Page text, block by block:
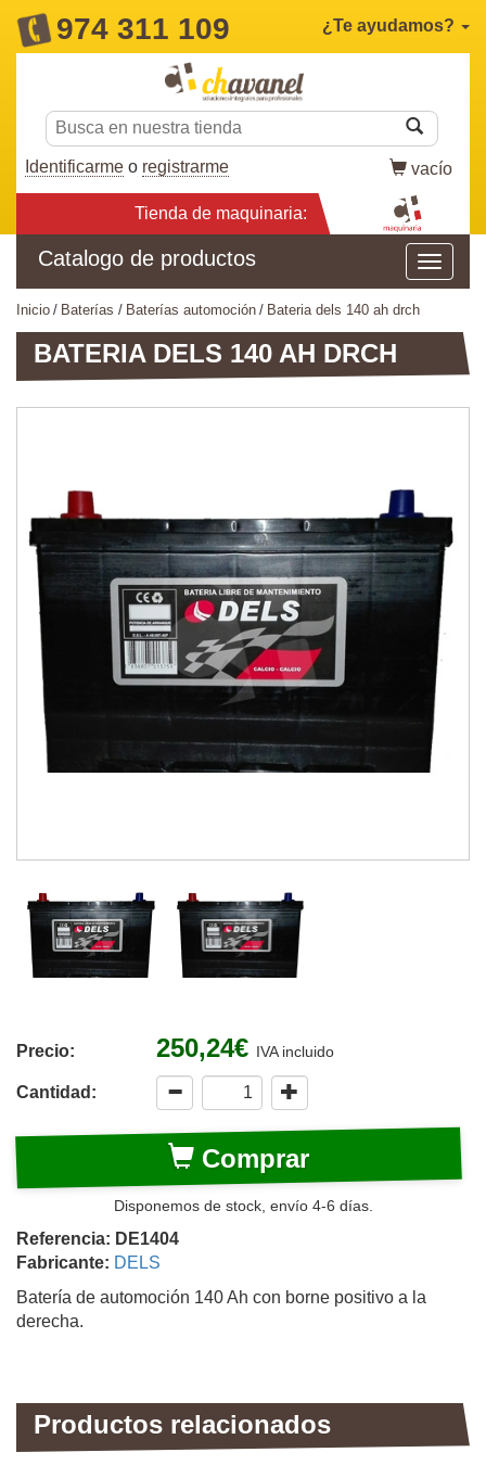
974 311 109 ¿Te ayudamos?
Identificarme o registrarme vacío
Tienda de maquinaria:
Catalogo de productos
inicio baterías baterías automoción bateria dels 140 ah drch
BATERIA DELS 140 AH DRCH
Precio: 250,24€ IVA incluido
Cantidad:
Comprar
Disponemos de stock, envío 4-6 días.
Referencia: DE1404
Fabricante: DELS
Batería de automoción 140 Ah con borne positivo a la
derecha.
Productos relacionados